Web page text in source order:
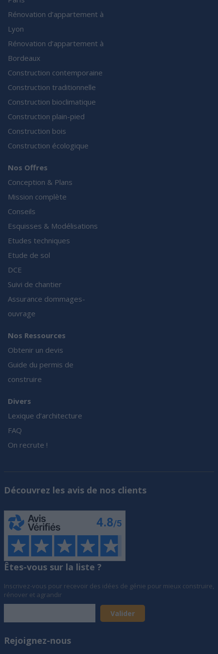
Rénovation d’appartement à
Lyon
Rénovation d’appartement à
Bordeaux
Construction contemporaine
Construction traditionnelle
Construction bioclimatique
Construction plain-pied
Construction bois
Construction écologique
Nos Offres
Conception & Plans
Mission complète
Conseils
Esquisses & Modélisations
Etudes techniques
Etude de sol
DCE
Suivi de chantier
Assurance dommages-
ouvrage
Nos Ressources
Obtenir un devis
Guide du permis de
construire
Divers
Lexique d’architecture
FAQ
On recrute !
Découvrez les avis de nos clients
Êtes-vous sur la liste ?
Inscrivez-vous pour recevoir des idées de génie pour mieux construire,
rénover et agrandir
Rejoignez-nous